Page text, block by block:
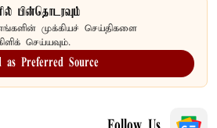
பின்தொடரவும்
முக்கியச் செய்திகளை
செய்யவும்.
as Preferred Source